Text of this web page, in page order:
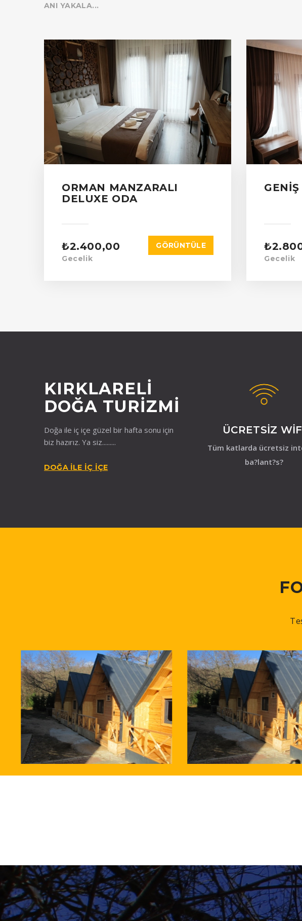
ANI YAKALA...
ORMAN MANZARALI
DELUXE ODA
₺2.400,00
Gecelik
GÖRÜNTÜLE
Gecelik
KIRKLARELI
DOĞA TURIZMI
Doğa ile iç içe güzel bir hafta sonu için
biz hazırız. Ya siz.........
DOĞA İLE İÇ İÇE
ÜCRETSIZ
Tüm katlarda ücretsiz
ba?lant?s?